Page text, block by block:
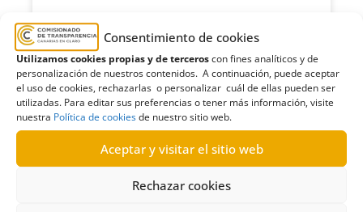
Consentimiento de cookies
Utilizamos cookies propias y de terceroscon fines analíticos y de
personalización de nuestros contenidos. A continuación, puede aceptar
el uso de cookies, rechazarlas o personalizar cuál de ellas pueden ser
utilizadas. Para editar sus preferencias o tener más información, visite
nuestra Política de cookiesde nuestro sitio web.
Aceptar y visitar el sitio web
Rechazar cookies
R9/2015
Petición de emisión de informe técnico a la
Gobierno de Canarias | Desestimación